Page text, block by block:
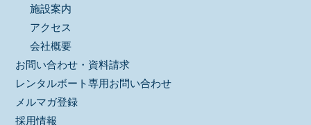
施設案内
アクセス
会社概要
お問い合わせ・資料請求
レンタルボート専用お問い合わせ
メルマガ登録
採用情報